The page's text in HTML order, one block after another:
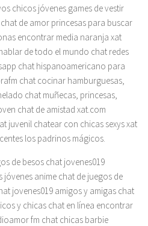
chicos jóvenes games de vestir
de amor princesas para buscar
encontrar media naranja xat
de todo el mundo chat redes
chat hispanoamericano para
chat cocinar hamburguesas,
chat muñecas, princesas,
chat de amistad xat.com
juvenil chatear con chicas sexys xat
los padrinos mágicos.
de besos chat jovenes019
anime chat de juegos de
jovenes019 amigos y amigas chat
y chicas chat en línea encontrar
fm chat chicas barbie